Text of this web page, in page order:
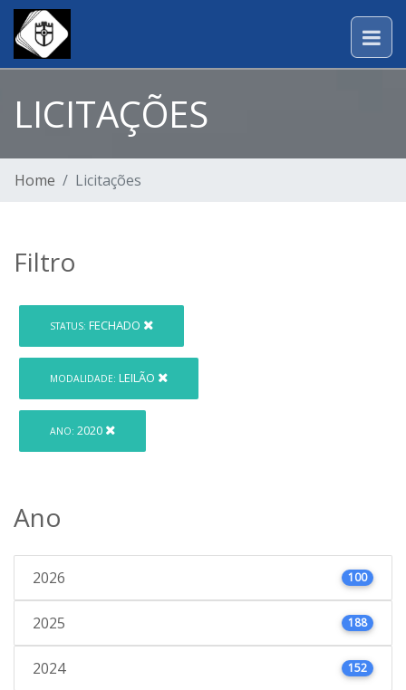
LICITAÇÕES
Home Licitações
Filtro
STATUS: FECHADO
MODALIDADE: LEILÃO
ANO: 2020
Ano
2026 100
2025 188
2024 152